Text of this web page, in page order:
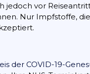
jedoch vor
Nur Impfstoffe,
der COVID-19-